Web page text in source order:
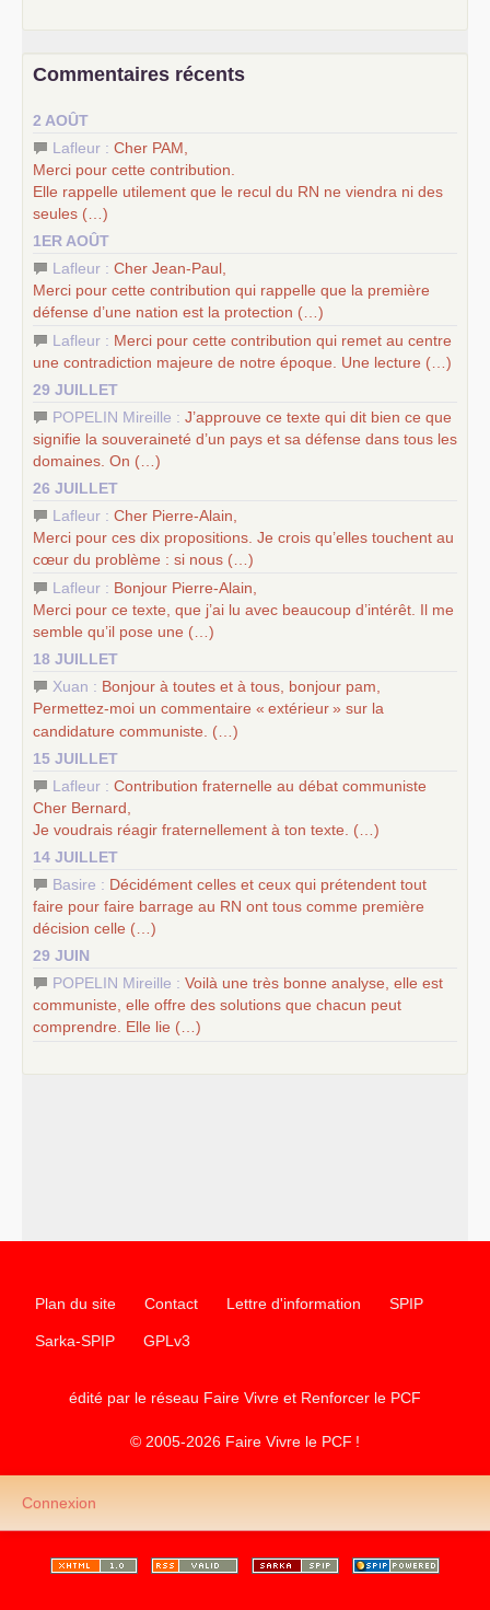
science sociale de notre temps
d’Europe
–lescinq chantiers pour contribuer au débat sur le projet
communiste
Commentaires récents
2 AOÛT
Lafleur : Cher PAM
Merci pour cette contribution.
Elle rappelle utilement que le recul du RN ne viendra ni des
seules (…)
1ER AOÛT
Lafleur : Cher Jean-Paul,
Merci pour cette contribution qui rappelle que la première
défense d’une nation est la protection (…)
Lafleur : Merci pour cette contribution qui remet au centre
une contradiction majeure de notre époque. Une lecture (…)
29 JUILLET
POPELIN Mireille : J’approuve ce texte qui dit bien ce que
signifie la souveraineté d’un pays et sa défense dans tous les
domaines. On (…)
26 JUILLET
Lafleur : Cher Pierre-Alain,
Merci pour ces dix propositions. Je crois qu’elles touchent au
cœur du problème : si nous (…)
Lafleur : Bonjour Pierre-Alain,
Merci pour ce texte, que j’ai lu avec beaucoup d’intérêt. Il me
semble qu’il pose une (…)
18 JUILLET
Xuan : Bonjour à toutes et à tous, bonjour pam,
Permettez-moi un commentaire « extérieur» sur la
candidature communiste. (…)
15 JUILLET
Lafleur : Contribution fraternelle au débat communiste
Cher Bernard,
Je voudrais réagir fraternellement à ton texte. (…)
14 JUILLET
Basire : Décidément celles et ceux qui prétendent tout
faire pour faire barrage au RN ont tous comme première
décision celle (…)
29 JUIN
POPELIN Mireille : Voilà une très bonne analyse, elle est
communiste, elle offre des solutions que chacun peut
comprendre. Elle lie (…)
Plan du site Contact Lettre d'information SPIP
Sarka-SPIP GPLv3
édité par le réseau Faire Vivre et Renforcer le PCF
© 2005-2026 Faire Vivre le PCF !
Connexion